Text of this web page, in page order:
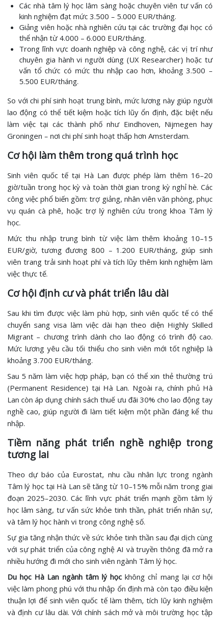
Các nhà tâm lý học lâm sàng hoặc chuyên viên tư vấn có
kinh nghiệm đạt mức 3.500 – 5.000 EUR/tháng.
Giảng viên hoặc nhà nghiên cứu tại các trường đại học có
thể nhận từ 4.000 – 6.000 EUR/tháng.
Trong lĩnh vực doanh nghiệp và công nghệ, các vị trí như
chuyên gia hành vi người dùng (UX Researcher) hoặc tư
vấn tổ chức có mức thu nhập cao hơn, khoảng 3.500 –
5.500 EUR/tháng.
So với chi phí sinh hoạt trung bình, mức lương này giúp người
lao động có thể tiết kiệm hoặc tích lũy ổn định, đặc biệt nếu
làm việc tại các thành phố như Eindhoven, Nijmegen hay
Groningen – nơi chi phí sinh hoạt thấp hơn Amsterdam.
Cơ hội làm thêm trong quá trình học
Sinh viên quốc tế tại Hà Lan được phép làm thêm 16–20
giờ/tuần trong học kỳ và toàn thời gian trong kỳ nghỉ hè. Các
công việc phổ biến gồm: trợ giảng, nhân viên văn phòng, phục
vụ quán cà phê, hoặc trợ lý nghiên cứu trong khoa Tâm lý
học.
Mức thu nhập trung bình từ việc làm thêm khoảng 10–15
EUR/giờ, tương đương 800 – 1.200 EUR/tháng, giúp sinh
viên trang trải sinh hoạt phí và tích lũy thêm kinh nghiệm làm
việc thực tế.
Cơ hội định cư và phát triển lâu dài
Sau khi tìm được việc làm phù hợp, sinh viên quốc tế có thể
chuyển sang visa làm việc dài hạn theo diện Highly Skilled
Migrant – chương trình dành cho lao động có trình độ cao.
Mức lương yêu cầu tối thiểu cho sinh viên mới tốt nghiệp là
khoảng 3.700 EUR/tháng.
Sau 5 năm làm việc hợp pháp, bạn có thể xin thẻ thường trú
(Permanent Residence) tại Hà Lan. Ngoài ra, chính phủ Hà
Lan còn áp dụng chính sách thuế ưu đãi 30% cho lao động tay
nghề cao, giúp người đi làm tiết kiệm một phần đáng kể thu
nhập.
Tiềm năng phát triển nghề nghiệp trong
tương lai
Theo dự báo của Eurostat, nhu cầu nhân lực trong ngành
Tâm lý học tại Hà Lan sẽ tăng từ 10–15% mỗi năm trong giai
đoạn 2025–2030. Các lĩnh vực phát triển mạnh gồm tâm lý
học lâm sàng, tư vấn sức khỏe tinh thần, phát triển nhân sự,
và tâm lý học hành vi trong công nghệ số.
Sự gia tăng nhận thức về sức khỏe tinh thần sau đại dịch cùng
với sự phát triển của công nghệ AI và truyền thông đã mở ra
nhiều hướng đi mới cho sinh viên ngành Tâm lý học.
Du học Hà Lan ngành tâm lý học không chỉ mang lại cơ hội
việc làm phong phú với thu nhập ổn định mà còn tạo điều kiện
thuận lợi để sinh viên quốc tế làm thêm, tích lũy kinh nghiệm
và định cư lâu dài. Với chính sách mở và môi trường học tập